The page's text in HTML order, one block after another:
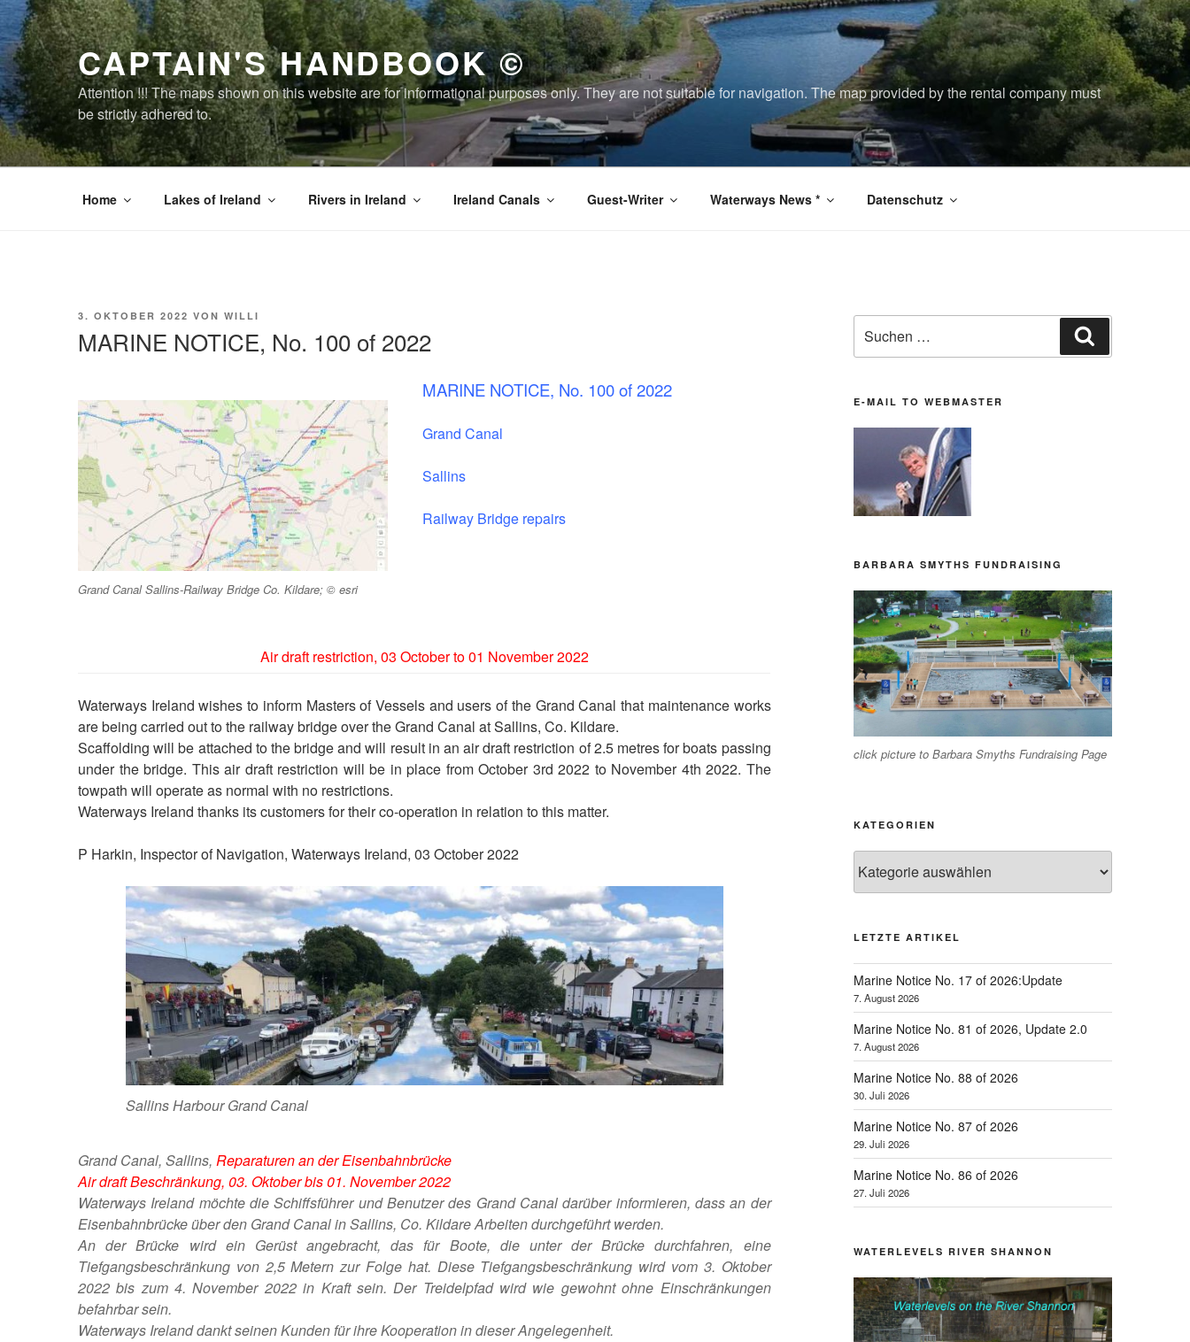
Zum
Inhalt
springen
CAPTAIN'S HANDBOOK ©
Attention !!! The maps shown on this website are for informational purposes only. They are not suitable for navigation. The map provided by the rental company must
be strictly adhered to.
Home Lakes of Ireland Rivers in Ireland Ireland Canals Guest-Writer Waterways News * Datenschutz
VERÖFFENTLICHT
3. OKTOBER 2022 VON WILLI
MARINE NOTICE, No. 100 of 2022
Grand Canal Sallins-Railway Bridge Co. Kildare; © esri
MARINE NOTICE, No. 100 of 2022
Grand Canal
Sallins
Railway Bridge repairs
Air draft restriction, 03 October to 01 November 2022
Waterways Ireland wishes to inform Masters of Vessels and users of the Grand Canal that maintenance works
are being carried out to the railway bridge over the Grand Canal at Sallins, Co. Kildare.
Scaffolding will be attached to the bridge and will result in an air draft restriction of 2.5 metres for boats passing
under the bridge. This air draft restriction will be in place from October 3rd 2022 to November 4th 2022. The
towpath will operate as normal with no restrictions.
Waterways Ireland thanks its customers for their co-operation in relation to this matter.
P Harkin, Inspector of Navigation, Waterways Ireland, 03 October 2022
Sallins Harbour Grand Canal
Grand Canal, Sallins, Reparaturen an der Eisenbahnbrücke
Air draft Beschränkung, 03. Oktober bis 01. November 2022
Waterways Ireland möchte die Schiffsführer und Benutzer des Grand Canal darüber informieren, dass an der
Eisenbahnbrücke über den Grand Canal in Sallins, Co. Kildare Arbeiten durchgeführt werden.
An der Brücke wird ein Gerüst angebracht, das für Boote, die unter der Brücke durchfahren, eine
Tiefgangsbeschränkung von 2,5 Metern zur Folge hat. Diese Tiefgangsbeschränkung wird vom 3. Oktober
2022 bis zum 4. November 2022 in Kraft sein. Der Treidelpfad wird wie gewohnt ohne Einschränkungen
befahrbar sein.
Waterways Ireland dankt seinen Kunden für ihre Kooperation in dieser Angelegenheit.
nach:
E-MAIL TO WEBMASTER
BARBARA SMYTHS FUNDRAISING
click picture to Barbara Smyths Fundraising Page
KATEGORIEN
LETZTE ARTIKEL
Marine Notice No. 17 of 2026:Update
7. August 2026
Marine Notice No. 81 of 2026, Update 2.0
7. August 2026
Marine Notice No. 88 of 2026
30. Juli 2026
Marine Notice No. 87 of 2026
29. Juli 2026
Marine Notice No. 86 of 2026
27. Juli 2026
WATERLEVELS RIVER SHANNON